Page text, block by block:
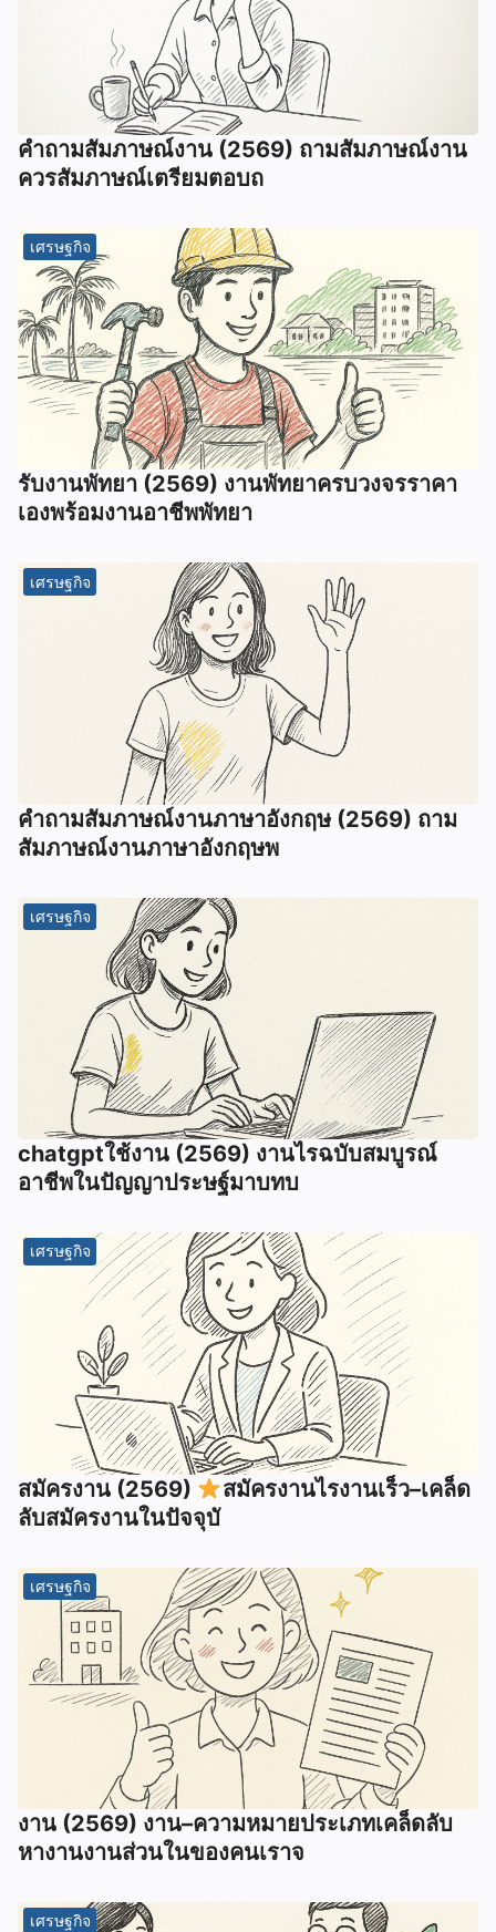
คําถามสัมภาษณ์งาน (2569) ถามสัมภาษณ์งาน
ควรสัมภาษณ์เตรียมตอบถ
เศรษฐกิจ
รับงานพัทยา (2569) ️งานพัทยาครบวงจรราคา
เองพร้อมงานอาชีพพัทยา
เศรษฐกิจ
คําถามสัมภาษณ์งานภาษาอังกฤษ (2569) ถาม
สัมภาษณ์งานภาษาอังกฤษพ
เศรษฐกิจ
chatgptใช้งาน (2569) งานไรฉบับสมบูรณ์
อาชีพในปัญญาประษฐ์มาบทบ
เศรษฐกิจ
สมัครงาน (2569)
สมัครงานไรงานเร็ว–เคล็ด
ลับสมัครงานในปัจจุบั
เศรษฐกิจ
งาน (2569) งาน–ความหมายประเภทเคล็ดลับ
หางานงานส่วนในของคนเราจ
เศรษฐกิจ